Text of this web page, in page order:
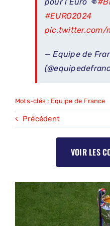
#EURO2024
pic.twitter.com/
— Equipe de
Mots-clés : Equipe de France
Précédent
VOIR LES